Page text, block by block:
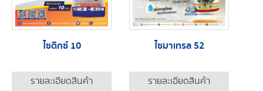
ไซดิกซ์ 10
รายละเอียดสินค้า
ไซมาเทรล 52
รายละเอียดสินค้า